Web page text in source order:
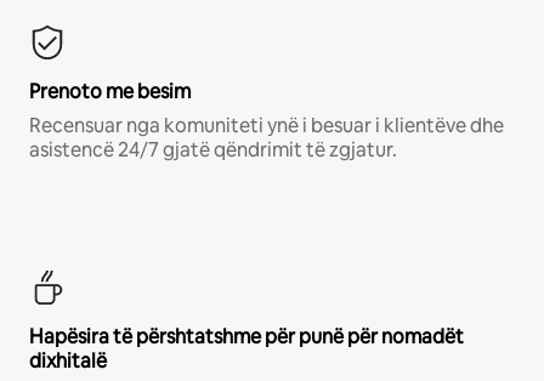
Prenoto me besim
Recensuar nga komuniteti ynë i besuar i klientëve dhe
asistencë 24/7 gjatë qëndrimit të zgjatur.
Hapësira të përshtatshme për punë për nomadët
dixhitalë